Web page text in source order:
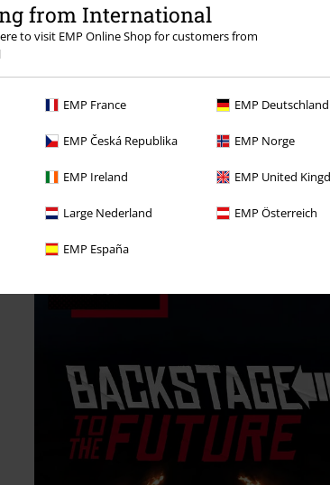
from International
to visit EMP Online Shop for customers from
EMP France EMP Deutschland
EMP Česká Republika EMP Norge
EMP Ireland EMP United
Large Nederland EMP Österreich
EMP España
Hawaiiane
Compra ora!